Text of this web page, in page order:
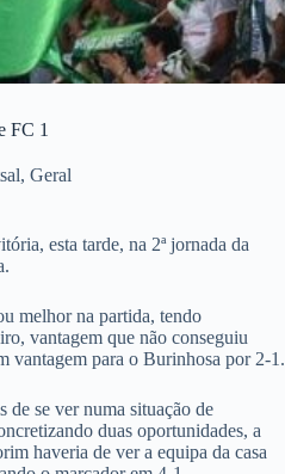
FC 1
, Geral
esta tarde, na 2ª jornada da
melhor na partida, tendo
vantagem que não conseguiu
vantagem para o Burinhosa por 2-1.
de se ver numa situação de
duas oportunidades, a
haveria de ver a equipa da casa